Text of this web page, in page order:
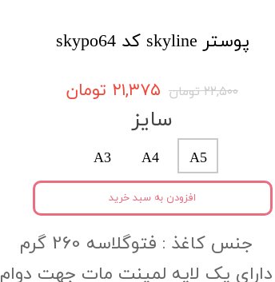
پوستر skyline کد skypo64
۲۲,۵۰۰ تومان ۲۱,۳۷۵ تومان
جنس کاغذ :‌ فتوگلاسه 260 گرم
دارای یک لایه لمینت مات جهت دوام
سایز
A5
A4
A3
افزودن به سبد خرید